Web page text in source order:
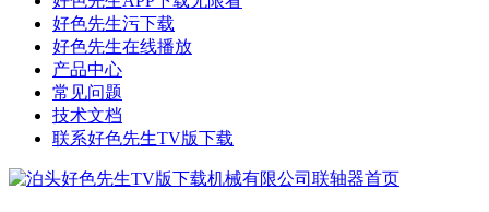
好色先生污下载
好色先生在线播放
产品中心
常见问题
技术文档
联系好色先生TV版下载